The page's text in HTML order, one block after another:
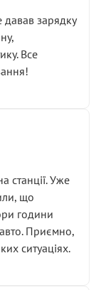
реальної
що
у гальмах
без
потрібно
у
зарядку
Все
станції. Уже
що
години
авто. Приємно,
ситуаціях.